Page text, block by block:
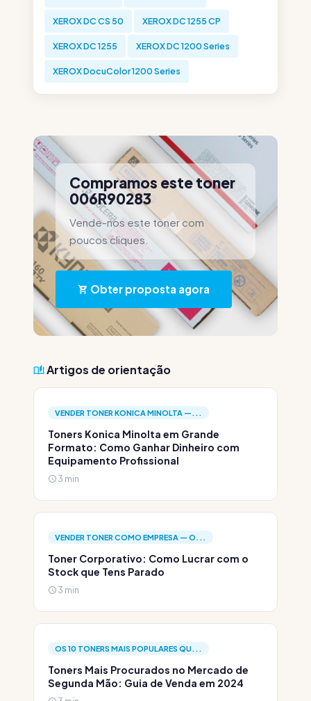
XEROX DC CS 50 XEROX DC 1255 CP
XEROX DC 1255 XEROX DC 1200 Series
XEROX DocuColor 1200 Series
Compramos este toner
006R90283
Vende-nos este toner com
poucos cliques.
Obter proposta agora
Artigos de orientação
VENDER TONER KONICA MINOLTA —...
Toners Konica Minolta em Grande
Formato: Como Ganhar Dinheiro com
Equipamento Profissional
3 min
VENDER TONER COMO EMPRESA — O...
Toner Corporativo: Como Lucrar com o
Stock que Tens Parado
3 min
OS 10 TONERS MAIS POPULARES QU...
Toners Mais Procurados no Mercado de
Segunda Mão: Guia de Venda em 2024